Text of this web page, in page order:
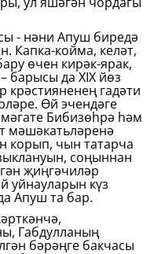
- нәни Апуш биредә
Капка-койма, келәт,
өчен кирәк-ярак,
барысы да XIX йөз
крәстияненең гадәти
Өй эчендәге
Бибизөһрә һәм
мәшәкатьләренә
корып, чын татарча
соңыннан
җиңгәчиләр
уйнауларын күз
Апуш та бар.
Габдулланың
бәрәңге бакчасы